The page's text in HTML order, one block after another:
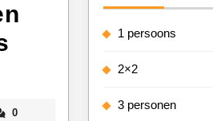
0
1 persoons
2×2
3 personen